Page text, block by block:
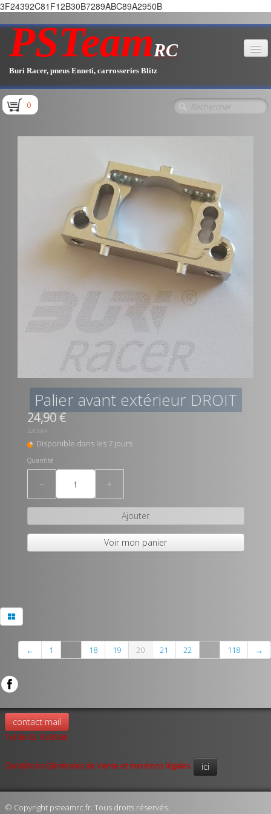
3F24392C81F12B30B7289ABC89A2950B
PSTeamRC
Buri Racer, pneus Enneti, carrosseries Blitz
Accueil
Pièces E1.1 / E1.2
Pièces E2.1
0
Palier avant extérieur DROIT
24,90 €
22134-R
Disponible dans les 7 jours
Quantité
− +
Ajouter
Voir mon panier
← 1 18 19 20 21 22 118 →
contact mail
Tel 06.52.76.85.86
Conditions Générales de Vente et mentions légales ici
© Copyright psteamrc.fr. Tous droits réservés.